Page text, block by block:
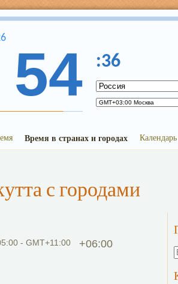
54 :36
Время в странах и городах Календарь
с городами
+06:00
- GMT+11:00